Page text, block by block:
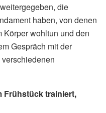
die
haben, von denen
wohltun und den
Gespräch mit der
Frühstück trainiert,